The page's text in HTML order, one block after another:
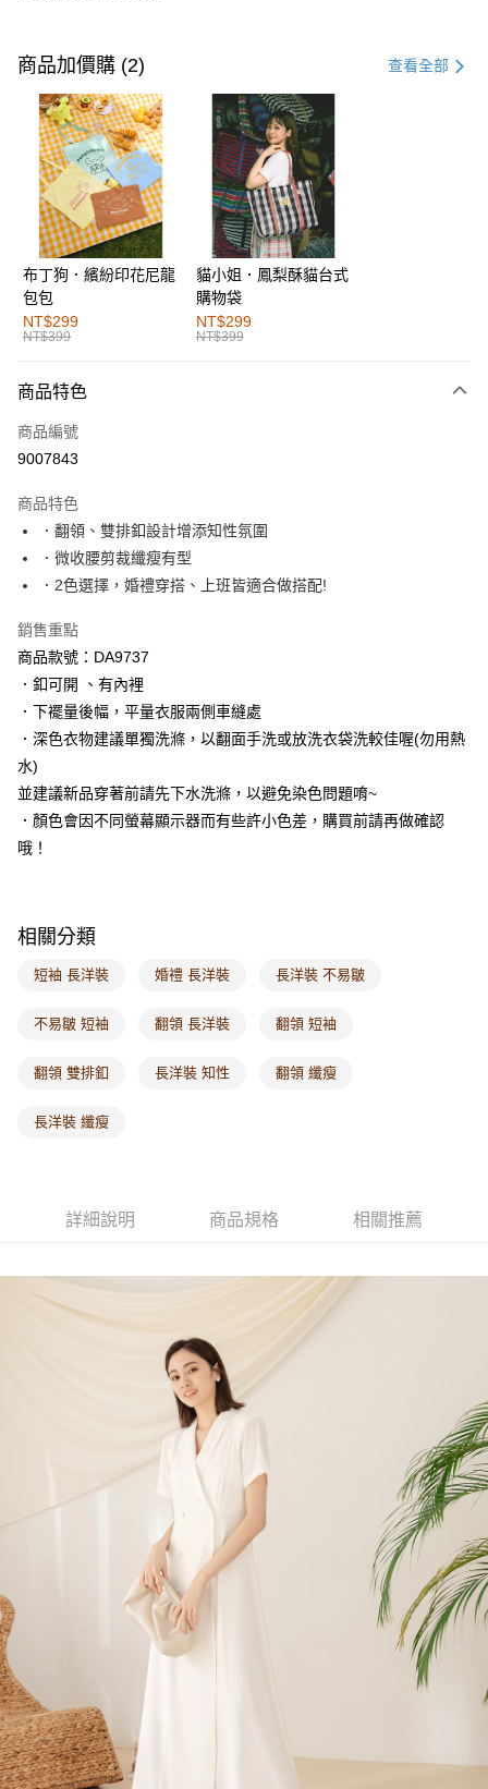
信用卡一次付款
購物金
超商取貨付款
LINE Pay
街口支付
運送方式
全家取貨付款
每筆NT$60，滿NT$1,000(含以上)免運費
付款後全家取貨
萊爾富取貨付款
付款後萊爾富取貨
每筆NT$60，滿NT$1,000(含以上)免運費
7-11取貨付款
每筆NT$60，滿NT$1,000(含以上)免運費
付款後7-11取貨
每筆NT$60，滿NT$1,000(含以上)免運費
宅配
每筆NT$120，滿NT$1,000(含以上)免運費
付款後門市自取
每筆NT$60，滿NT$1,000(含以上)免運費
海外配送-歐美地區
商品加價購 (2) 查看全部
布丁狗．繽紛印花尼龍
包包
NT$299
NT$399
貓小姐．鳳梨酥貓台式
購物袋
NT$299
NT$399
商品特色
商品編號
9007843
商品特色
．翻領、雙排釦設計增添知性氛圍
．微收腰剪裁纖瘦有型
．2色選擇，婚禮穿搭、上班皆適合做搭配!
銷售重點
商品款號：DA9737
．釦可開 、有內裡
．下襬量後幅，平量衣服兩側車縫處
．深色衣物建議單獨洗滌，以翻面手洗或放洗衣袋洗較佳喔(勿用熱
水)
並建議新品穿著前請先下水洗滌，以避免染色問題唷~
．顏色會因不同螢幕顯示器而有些許小色差，購買前請再做確認
哦！
相關分類
短袖 長洋裝 婚禮 長洋裝 長洋裝 不易皺
不易皺 短袖 翻領 長洋裝 翻領 短袖
翻領 雙排釦 長洋裝 知性 翻領 纖瘦
長洋裝 纖瘦
詳細說明 商品規格 相關推薦